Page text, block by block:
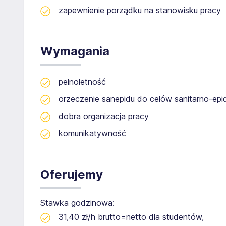
zapewnienie porządku na stanowisku pracy
Wymagania
pełnoletność
orzeczenie sanepidu do celów sanitarno-
dobra organizacja pracy
komunikatywność
Oferujemy
Stawka godzinowa:
31,40 zł/h brutto=netto dla studentów,